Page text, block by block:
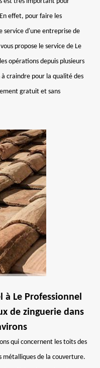
effet, pour faire les
service d'une entreprise de
propose le service de Le
opérations depuis plusieurs
craindre pour la qualité des
gratuit et sans
à Le Professionnel
de zinguerie dans
qui concernent les toits des
métalliques de la couverture.